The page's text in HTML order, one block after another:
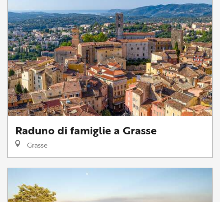
Raduno di famiglie a Grasse
Grasse